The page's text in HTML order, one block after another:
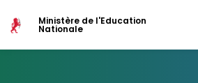
Ministère de l'Education
Nationale